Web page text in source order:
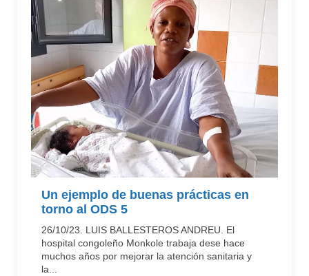
Un ejemplo de buenas prácticas en
torno al ODS 5
26/10/23. LUIS BALLESTEROS ANDREU. El
hospital congoleño Monkole trabaja dese hace
muchos años por mejorar la atención sanitaria y
la...